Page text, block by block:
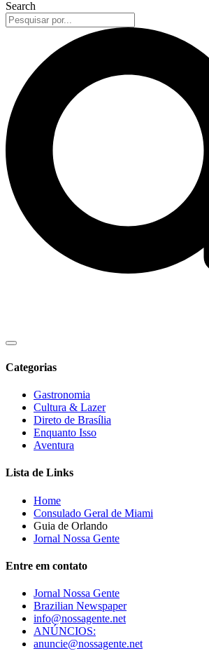
Search
Categorias
Gastronomia
Cultura & Lazer
Direto de Brasília
Enquanto Isso
Aventura
Lista de Links
Home
Consulado Geral de Miami
Guia de Orlando
Jornal Nossa Gente
Entre em contato
Jornal Nossa Gente
Brazilian Newspaper
info@nossagente.net
ANÚNCIOS:
anuncie@nossagente.net